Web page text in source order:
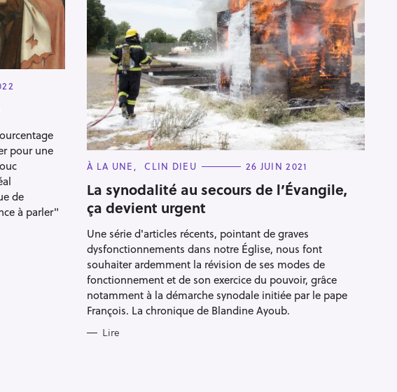
pour une
de
à parler"
C
T
E
G
O
I
E
S
À LA UNE CLIN DIEU 26 JUIN 2021
La synodalité au secours de l’Évangile,
ça devient urgent
Une série d'articles récents, pointant de graves
dysfonctionnements dans notre Église, nous font
souhaiter ardemment la révision de ses modes de
fonctionnement et de son exercice du pouvoir, grâce
notamment à la démarche synodale initiée par le pape
François. La chronique de Blandine Ayoub.
Lire
Pour effacer la recherche appuyez sur